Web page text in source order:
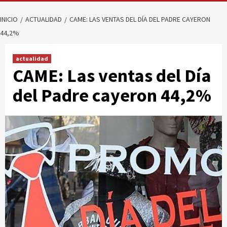
INICIO ACTUALIDAD
CAME: LAS VENTAS DEL DÍA DEL PADRE CAYERON
44,2%
actualidad
CAME: Las ventas del Día
del Padre cayeron 44,2%